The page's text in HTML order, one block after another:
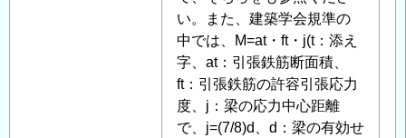
い。また、建築学会規準の
中では、M=at・ft・j(t：添え
字、at：引張鉄筋断面積、
ft：引張鉄筋の許容引張応力
度、j：梁の応力中心距離
で、j=(7/8)d、d：梁の有効せ